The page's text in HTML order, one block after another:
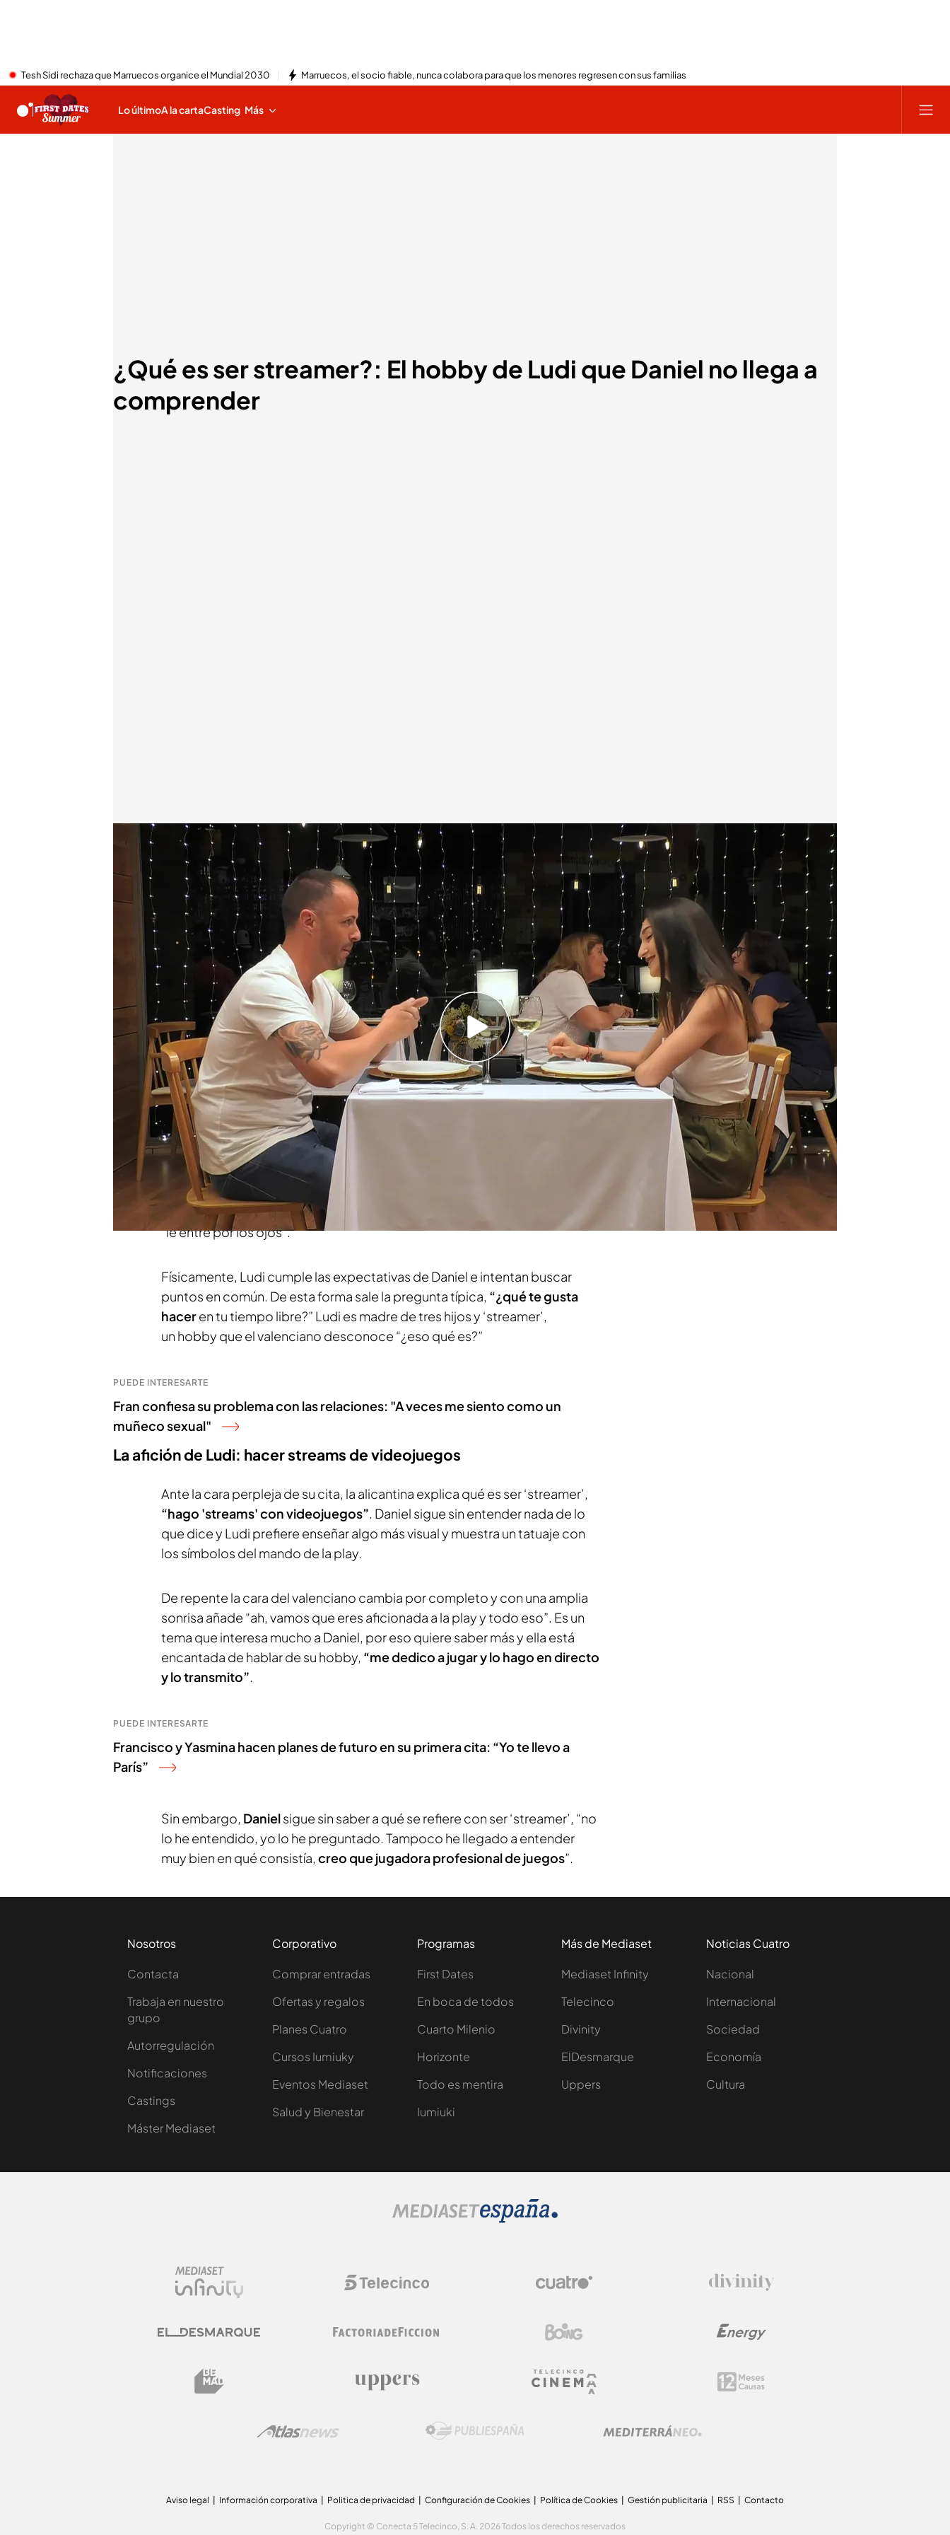
Tesh Sidi rechaza que Marruecos organice el Mundial 2030 Marruecos, el socio fiable, nunca colabora para que los menores regresen con sus familias
Lo últimoA la cartaCasting Más
¿Qué es ser streamer?: El hobby de Ludi que Daniel no llega a
comprender
Daniel y Ludi
First Dates
25 JUL 2022 - 22:45h.
Ludi es madre de tres hijos y disfruta de su tiempo libre jugando a
videojuegos "lo hago en directo y lo transmito"
Daniel no entiende en qué cosiste ser 'streamer': "Creo que jugadora
profesional de juegos"
La alicantina muestra a su cita su pasión por las consolas con un tatuaje
detrás de la oreja
Compartir
Ludi tiene 28 años, viene desde Alicante a
alguien que sea su compañero y le apoye, el problema es que es muy
exigente. Por este motivo, su cita no lo tendrá nada fácil,
valenciano y tiene 34 años, un hombre tranquilo que quiere una chica que
“le entre por los ojos”.
Físicamente, Ludi cumple las expectativas de Daniel e intentan buscar
puntos en común. De esta forma sale la pregunta típica, “¿qué te gusta
haceren tu tiempo libre?” Ludi es madre de tres hijos y ‘streamer’,
un hobby que el valenciano desconoce “¿eso qué es?”
PUEDE INTERESARTE
Fran confiesa su problema con las relaciones: "A veces me siento como un
muñeco sexual"
La afición de Ludi: hacer streams de videojuegos
Ante la cara perpleja de su cita, la alicantina explica qué es ser ‘streamer’,
“hago 'streams' con videojuegos”. Daniel sigue sin entender nada de lo
que dice y Ludi prefiere enseñar algo más visual y muestra un tatuaje con
los símbolos del mando de la play.
De repente la cara del valenciano cambia por completo y con una amplia
sonrisa añade “ah, vamos que eres aficionada a la play y todo eso”. Es un
tema que interesa mucho a Daniel, por eso quiere saber más y ella está
encantada de hablar de su hobby, “me dedico a jugar y lo hago en directo
y lo transmito”.
PUEDE INTERESARTE
Francisco y Yasmina hacen planes de futuro en su primera cita: “Yo te llevo a
París”
Sin embargo, Danielsigue sin saber a qué se refiere con ser ‘streamer’, “no
lo he entendido, yo lo he preguntado. Tampoco he llegado a entender
muy bien en qué consistía, creo que jugadora profesional de juegos”.
Nosotros
Contacta
Trabaja en nuestro
grupo
Autorregulación
Notificaciones
Castings
Máster Mediaset
Corporativo
Comprar entradas
Ofertas y regalos
Planes Cuatro
Cursos Iumiuky
Eventos Mediaset
Salud y Bienestar
Programas
First Dates
En boca de todos
Cuarto Milenio
Horizonte
Todo es mentira
Iumiuki
Más de Mediaset
Mediaset Infinity
Telecinco
Divinity
ElDesmarque
Uppers
Noticias Cuatro
Nacional
Internacional
Sociedad
Economía
Cultura
Aviso legal Información corporativa Politica de privacidad Configuración de Cookies Política de Cookies Gestión publicitaria RSS Contacto
Copyright © Conecta 5 Telecinco, S. A. 2026 Todos los derechos reservados